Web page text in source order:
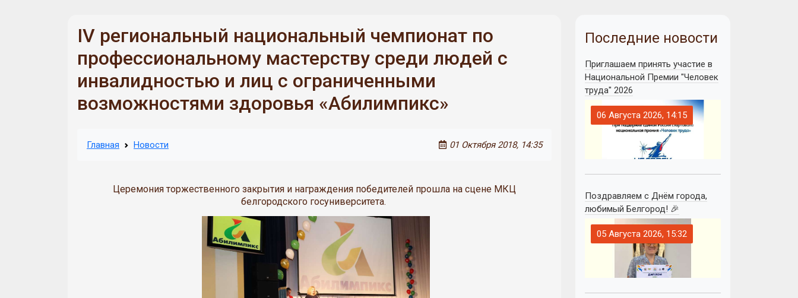
IV региональный национальный чемпионат по
профессиональному мастерству среди людей с
инвалидностью и лиц с ограниченными
возможностями здоровья «Абилимпикс»
Главная Новости 01 Октября 2018, 14:35
Церемония торжественного закрытия и награждения победителей прошла на сцене МКЦ
белгородского госуниверситета.
Последние новости
Приглашаем принять участие в
Национальной Премии "Человек
труда" 2026
06 Августа 2026, 14:15
Поздравляем с Днём города,
любимый Белгород! 🎉
05 Августа 2026, 15:32